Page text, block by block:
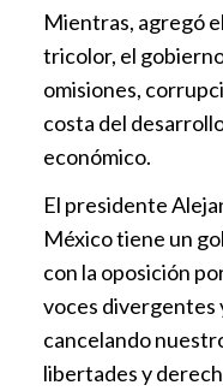
Mientras, agregó
tricolor, el
omisiones,
costa del
económico.
El presidente
México tiene un
con la oposición
voces divergentes
cancelando
libertades y